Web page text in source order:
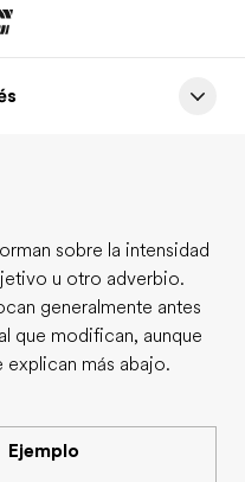
sobre la intensidad
u otro adverbio.
generalmente antes
que modifican, aunque
más abajo.
Ejemplo